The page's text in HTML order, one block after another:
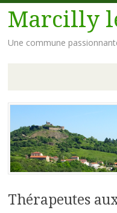
Marcilly
Une commune
Aller
contenu
principal
Thérapeutes